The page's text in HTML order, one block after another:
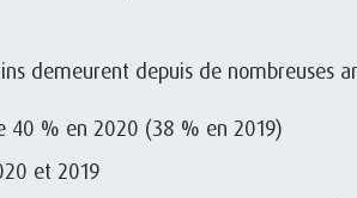
demeurent depuis de nombreuses
40 % en 2020 (38 % en 2019)
et 2019